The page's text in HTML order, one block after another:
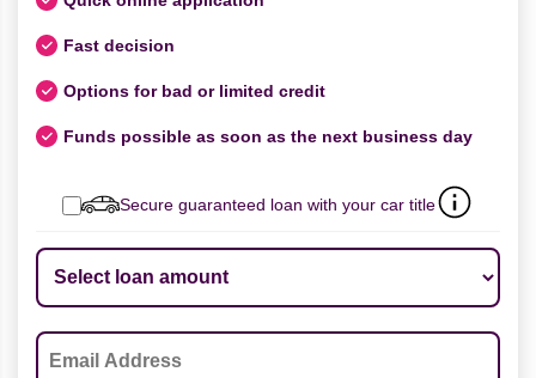
Fast decision
Options for bad or limited credit
Funds possible as soon as the next business day
Secure guaranteed loan with your car title